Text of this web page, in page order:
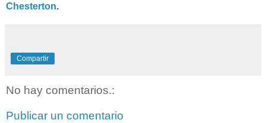
Chesterton.
Compartir
No hay comentarios.:
Publicar un comentario